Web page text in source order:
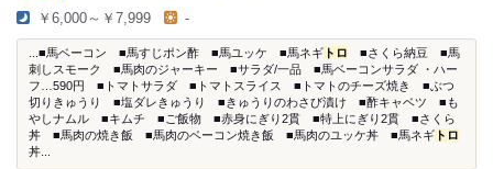
￥6,000～￥7,999 -
...■馬ベーコン ■馬すじポン酢 ■馬ユッケ ■馬ネギ トロ ■さくら納豆 ■馬
刺しスモーク ■馬肉のジャーキー ■サラダ/一品 ■馬ベーコンサラダ ・ハー
フ…590円 ■トマトサラダ ■トマトスライス ■トマトのチーズ焼き ■ぶつ
切りきゅうり ■塩ダレきゅうり ■きゅうりのわさび漬け ■酢キャベツ ■も
やしナムル ■キムチ ■ご飯物 ■赤身にぎり2貫 ■特上にぎり2貫 ■さくら
丼 ■馬肉の焼き飯 ■馬肉のベーコン焼き飯 ■馬肉のユッケ丼 ■馬ネギ トロ
丼...